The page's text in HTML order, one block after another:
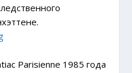
Parisienne 1985 года